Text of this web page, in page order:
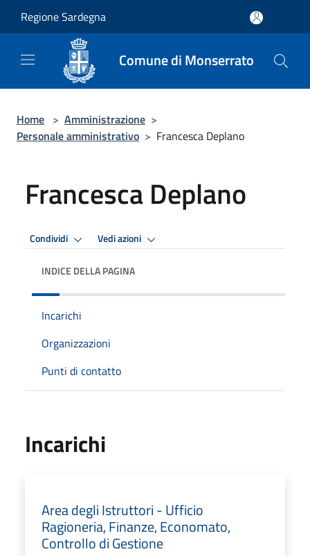
Regione Sardegna
Comune di Monserrato
Home > Amministrazione >
Personale amministrativo > Francesca Deplano
Francesca Deplano
Condividi Vedi azioni
INDICE DELLA PAGINA
Incarichi
Organizzazioni
Punti di contatto
Incarichi
Area degli Istruttori - Ufficio
Ragioneria, Finanze, Economato,
Controllo di Gestione